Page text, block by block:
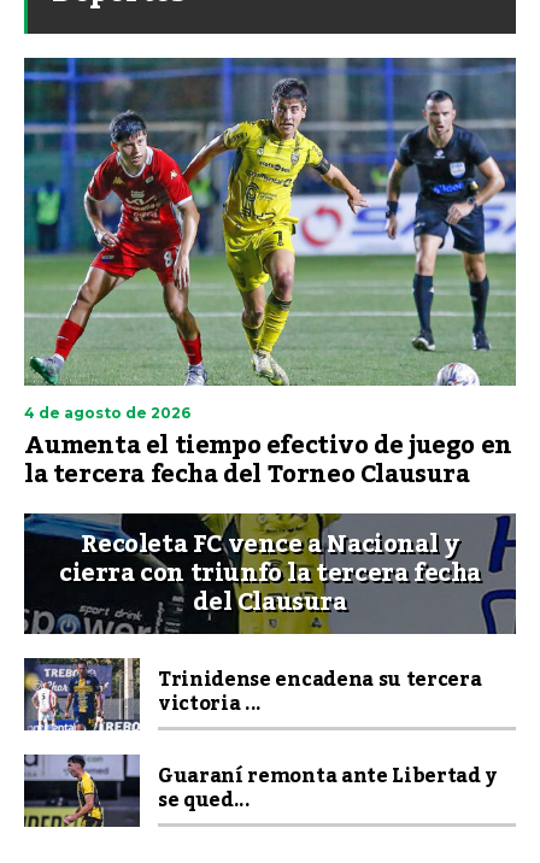
4 de agosto de 2026
Aumenta el tiempo efectivo de juego en
la tercera fecha del Torneo Clausura
Recoleta FC vence a Nacional y
cierra con triunfo la tercera fecha
del Clausura
Trinidense encadena su tercera
victoria ...
Guaraní remonta ante Libertad y
se qued...